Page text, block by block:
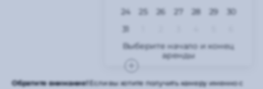
24
25 26 27 28 29
30
31
Обратите внимание!Если вы хотите получить камеру именно с